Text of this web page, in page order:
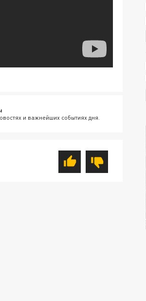
и важнейших событиях дня.